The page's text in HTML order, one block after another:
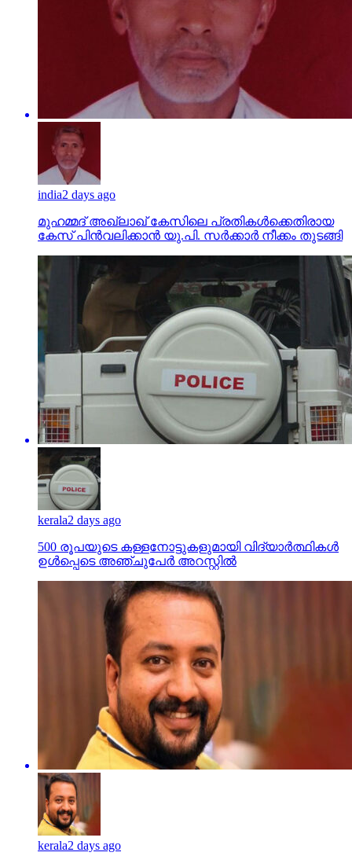
india2 days ago
മുഹമ്മദ് അഖ്‌ലാഖ് കേസിലെ പ്രതികള്‍ക്കെതിരായ
കേസ് പിന്‍വലിക്കാന്‍ യു.പി. സര്‍ക്കാര്‍ നീക്കം തുടങ്ങി
kerala2 days ago
500 രൂപയുടെ കള്ളനോട്ടുകളുമായി വിദ്യാര്‍ത്ഥികള്‍
ഉള്‍പ്പെടെ അഞ്ചുപേര്‍ അറസ്റ്റില്‍
kerala2 days ago